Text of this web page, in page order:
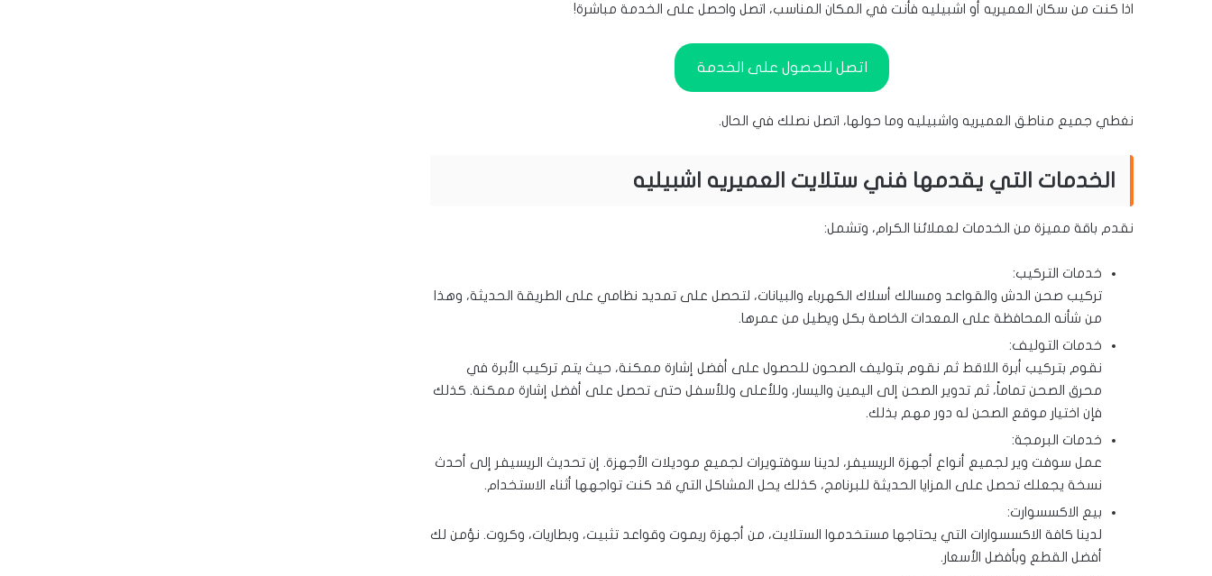
اذا كنت من سكان العميريه أو اشبيليه فأنت في المكان المناسب، اتصل واحصل على الخدمة مباشرة!
اتصل للحصول على الخدمة
نغطي جميع مناطق العميريه واشبيليه وما حولها، اتصل نصلك في الحال.
الخدمات التي يقدمها فني ستلايت العميريه اشبيليه
نقدم باقة مميزة من الخدمات لعملائنا الكرام، وتشمل:
خدمات التركيب:
تركيب صحن الدش والقواعد ومسالك أسلاك الكهرباء والبيانات، لتحصل على تمديد نظامي على الطريقة الحديثة، وهذا
من شأنه المحافظة على المعدات الخاصة بكل ويطيل من عمرها.
خدمات التوليف:
نقوم بتركيب أبرة اللاقط ثم نقوم بتوليف الصحون للحصول على أفضل إشارة ممكنة، حيث يتم تركيب الأبرة في
محرق الصحن تماماً، ثم تدوير الصحن إلى اليمين واليسار، وللأعلى وللأسفل حتى تحصل على أفضل إشارة ممكنة. كذلك
فإن اختيار موقع الصحن له دور مهم بذلك.
خدمات البرمجة:
عمل سوفت وير لجميع أنواع أجهزة الريسيفر، لدينا سوفتويرات لجميع موديلات الأجهزة. إن تحديث الريسيفر إلى أحدث
نسخة يجعلك تحصل على المزايا الحديثة للبرنامج، كذلك يحل المشاكل التي قد كنت تواجهها أثناء الاستخدام.
بيع الاكسسوارت:
لدينا كافة الاكسسوارات التي يحتاجها مستخدموا الستلايت، من أجهزة ريموت وقواعد تثبيت، وبطاريات، وكروت. نؤمن لك
أفضل القطع وبأفضل الأسعار.